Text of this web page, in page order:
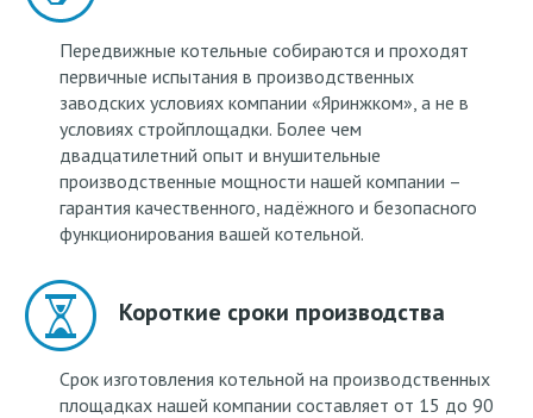
Передвижные котельные собираются и проходят
первичные испытания в производственных
заводских условиях компании «Яринжком», а не в
условиях стройплощадки. Более чем
двадцатилетний опыт и внушительные
производственные мощности нашей компании –
гарантия качественного, надёжного и безопасного
функционирования вашей котельной.
Короткие сроки производства
Срок изготовления котельной на производственных
площадках нашей компании составляет от 15 до 90